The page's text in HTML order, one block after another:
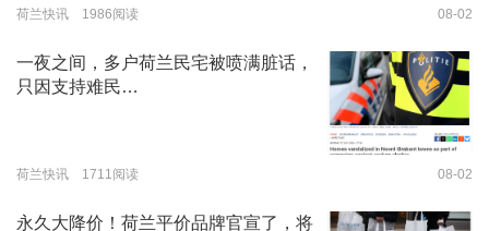
荷兰快讯 1986阅读 08-02
一夜之间，多户荷兰民宅被喷满脏话，
只因支持难民…
荷兰快讯 1711阅读 08-02
永久大降价！荷兰平价品牌官宣了，将